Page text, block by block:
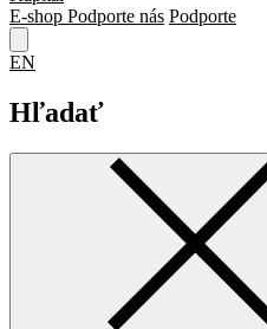
E-shop Podporte nás Podporte
EN
Hľadať